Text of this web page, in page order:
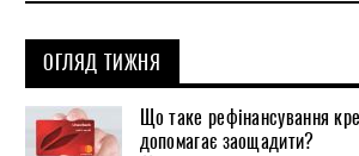
ОГЛЯД ТИЖНЯ
Що таке рефінансування
допомагає заощадити?